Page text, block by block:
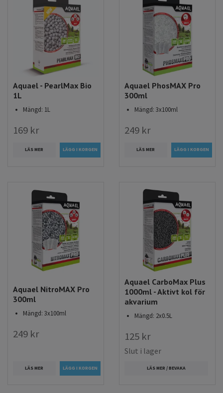
Aquael - PearlMax Bio
1L
Mängd: 1L
169 kr
LÄS MER
Aquael PhosMAX Pro
300ml
Mängd: 3x100ml
249 kr
LÄS MER
Aquael NitroMAX Pro
300ml
Mängd: 3x100ml
249 kr
LÄS MER
Aquael CarboMax Plus
1000ml - Aktivt kol för
akvarium
Mängd: 2x0.5L
125 kr
Slut i lager
LÄS MER / BEVAKA